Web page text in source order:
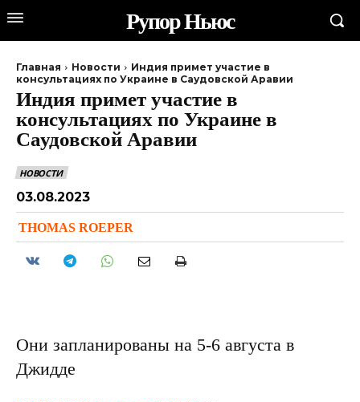
Рупор Ньюс
Главная Новости
Индия примет участие в
консультациях по Украине в Саудовской Аравии
Индия примет участие в
консультациях по Украине в
Саудовской Аравии
НОВОСТИ
03.08.2023
THOMAS ROEPER
Они запланированы на 5-6 августа в
Джидде